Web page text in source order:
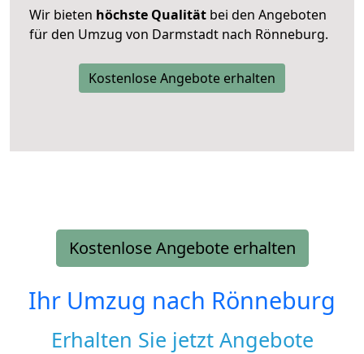
Wir bieten höchste Qualität bei den Angeboten
für den Umzug von Darmstadt nach Rönneburg.
Kostenlose Angebote erhalten
Kostenlose Angebote erhalten
Ihr Umzug nach Rönneburg
Erhalten Sie jetzt Angebote